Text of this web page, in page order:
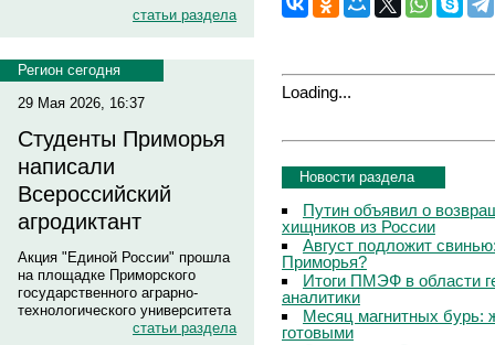
статьи раздела
Регион сегодня
29 Мая 2026, 16:37
Студенты Приморья
написали
Всероссийский
агродиктант
Акция "Единой России" прошла
на площадке Приморского
государственного аграрно-
технологического университета
статьи раздела
Loading...
Новости раздела
Путин объявил о
хищников из России
Август подложит
Приморья?
Итоги ПМЭФ в области
аналитики
Месяц магнитных бурь:
готовыми